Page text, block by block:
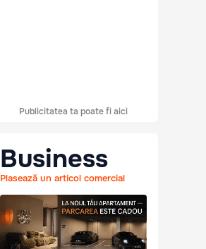
Publicitatea ta poate fi aici
Business
Plasează un articol comercial